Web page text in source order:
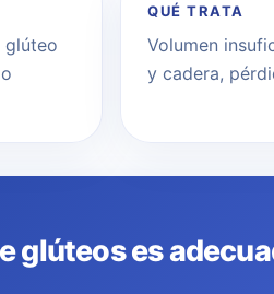
glúteo
QUÉ TRATA
Volumen
y cadera,
glúteos es